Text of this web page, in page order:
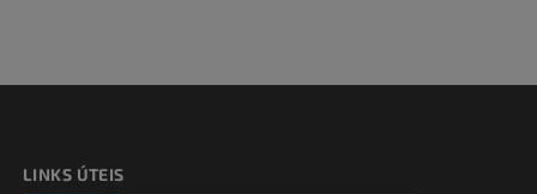
LINKS ÚTEIS